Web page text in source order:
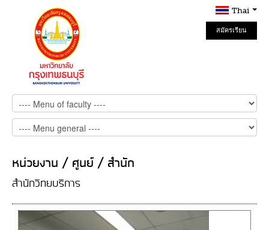
Thai
สมัครเรียน
Online
หน่วยงาน / ศูนย์ / สำนัก
สำนักวิทยบริการ